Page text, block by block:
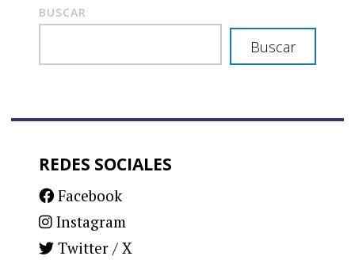
BUSCAR
Buscar
REDES SOCIALES
Facebook
Instagram
Twitter / X